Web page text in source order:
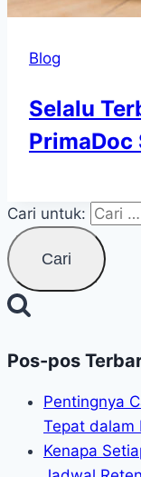
Blog
Selalu
PrimaDoc
Cari untuk:
Pos-pos
Pentingnya
Tepat dalam
Kenapa